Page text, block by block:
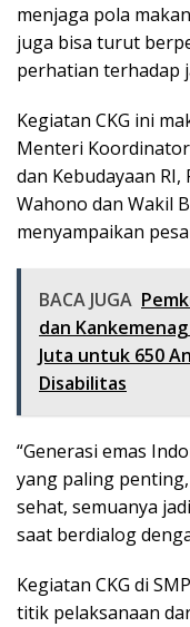
menjaga pola
juga bisa turut
perhatian terhadap
Kegiatan CKG ini
Menteri
dan Kebudayaan
Wahono dan Wakil
menyampaikan
BACA JUGA
dan
Juta untuk 650
Disabilitas
“Generasi emas
yang paling
sehat, semuanya
saat berdialog
Kegiatan CKG di
titik pelaksanaan